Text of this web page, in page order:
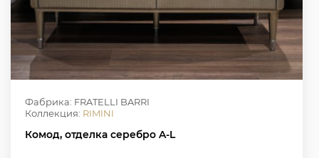
Фабрика: FRATELLI BARRI
Коллекция: RIMINI
Комод, отделка серебро A-L